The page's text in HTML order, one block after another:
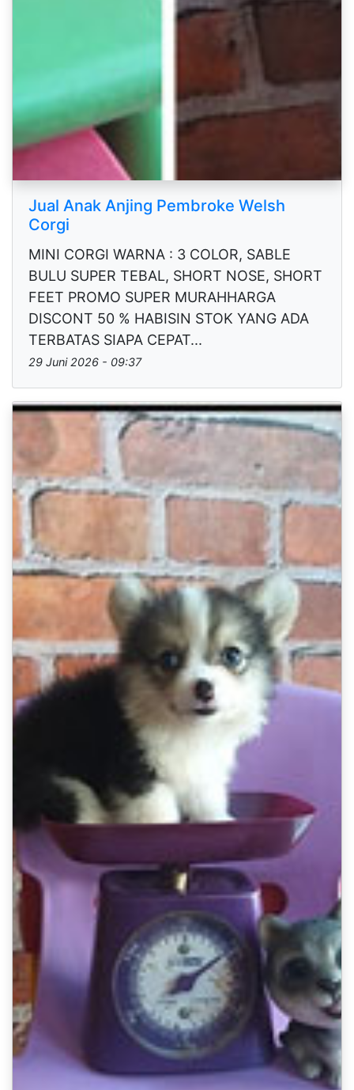
Jual Anak Anjing Pembroke Welsh
Corgi
MINI CORGI WARNA : 3 COLOR, SABLE
BULU SUPER TEBAL, SHORT NOSE, SHORT
FEET PROMO SUPER MURAHHARGA
DISCONT 50 % HABISIN STOK YANG ADA
TERBATAS SIAPA CEPAT...
29 Juni 2026 - 09:37